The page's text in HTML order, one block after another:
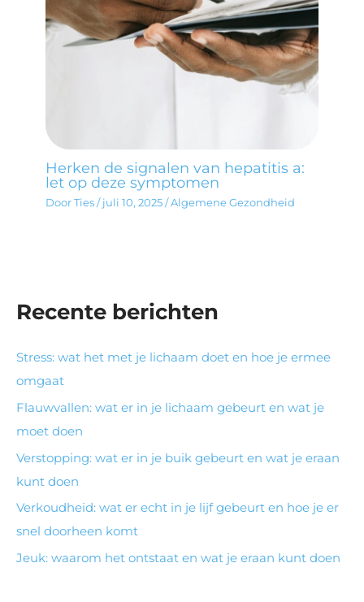
Herken de signalen van hepatitis a:
let op deze symptomen
DoorTies/ juli 10, 2025/Algemene Gezondheid
Recente berichten
Stress: wat het met je lichaam doet en hoe je ermee
omgaat
Flauwvallen: wat er in je lichaam gebeurt en wat je
moet doen
Verstopping: wat er in je buik gebeurt en wat je eraan
kunt doen
Verkoudheid: wat er echt in je lijf gebeurt en hoe je er
snel doorheen komt
Jeuk: waarom het ontstaat en wat je eraan kunt doen